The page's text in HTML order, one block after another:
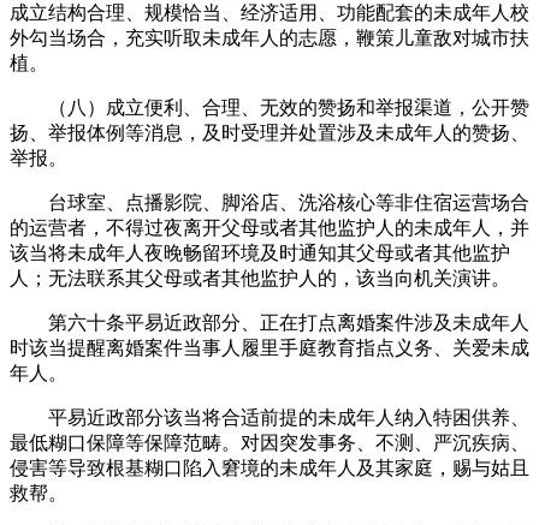
成立结构合理、规模恰当、经济适用、功能配套的未成年人校
外勾当场合，充实听取未成年人的志愿，鞭策儿童敌对城市扶
植。
（八）成立便利、合理、无效的赞扬和举报渠道，公开赞
扬、举报体例等消息，及时受理并处置涉及未成年人的赞扬、
举报。
台球室、点播影院、脚浴店、洗浴核心等非住宿运营场合
的运营者，不得过夜离开父母或者其他监护人的未成年人，并
该当将未成年人夜晚畅留环境及时通知其父母或者其他监护
人；无法联系其父母或者其他监护人的，该当向机关演讲。
第六十条平易近政部分、正在打点离婚案件涉及未成年人
时该当提醒离婚案件当事人履里手庭教育指点义务、关爱未成
年人。
平易近政部分该当将合适前提的未成年人纳入特困供养、
最低糊口保障等保障范畴。对因突发事务、不测、严沉疾病、
侵害等导致根基糊口陷入窘境的未成年人及其家庭，赐与姑且
救帮。